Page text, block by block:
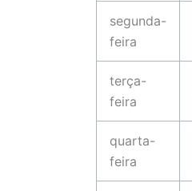
segunda-
feira
terça-
feira
quarta-
feira